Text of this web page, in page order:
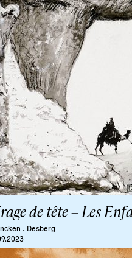
de tête – Les
. Desberg